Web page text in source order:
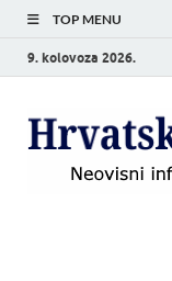
TOP MENU
9. kolovoza 2026.